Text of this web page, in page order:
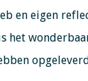
en eigen
het